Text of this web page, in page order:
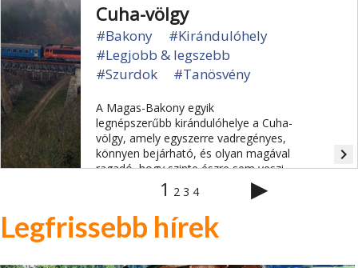
Cuha-völgy
#Bakony
#Kirándulóhely
#Legjobb & legszebb
#Szurdok
#Tanösvény
A Magas-Bakony egyik
legnépszerűbb kirándulóhelye a Cuha-
völgy, amely egyszerre vadregényes,
könnyen bejárható, és olyan magával
ragadó, hogy szinte észre sem veszi
az ember, hogy legyalogolt néhány
navigate_next
1 2 3 4 ▶
Legfrissebb hírek